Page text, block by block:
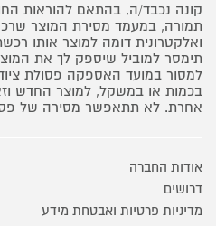
קונה נכבד/ה, בהתאם להוראות
תמורה, במעמד מסירת המוצר
ואלקטרונית דומה למוצר אותו
תימסר למוביל שיספק לך את
למסור במועד האספקה פסולת
בכמות או במשקל, למוצר החדש
אחרת. לא תתאפשר מסירה של
אודות החברה
דרושים
מדיניות פרטיות ואבטחת מידע